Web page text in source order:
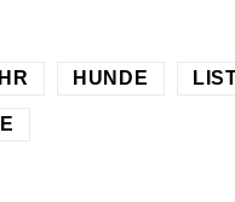
HUNDE